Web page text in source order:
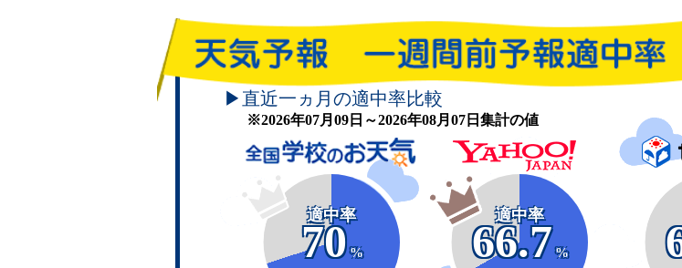
▶直近一ヵ月の適中率比較
※2026年07月09日～2026年08月07日集計の値
適中率
70
%
適中率
66.7
%